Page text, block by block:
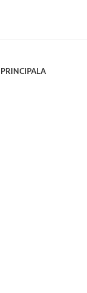
PRINCIPALA